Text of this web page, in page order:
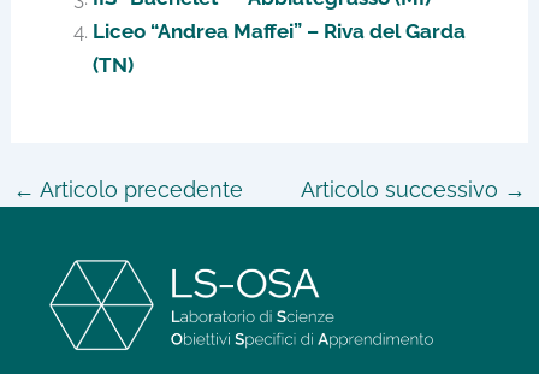
Liceo “Andrea Maffei” – Riva del Garda
(TN)
← Articolo precedente Articolo successivo →